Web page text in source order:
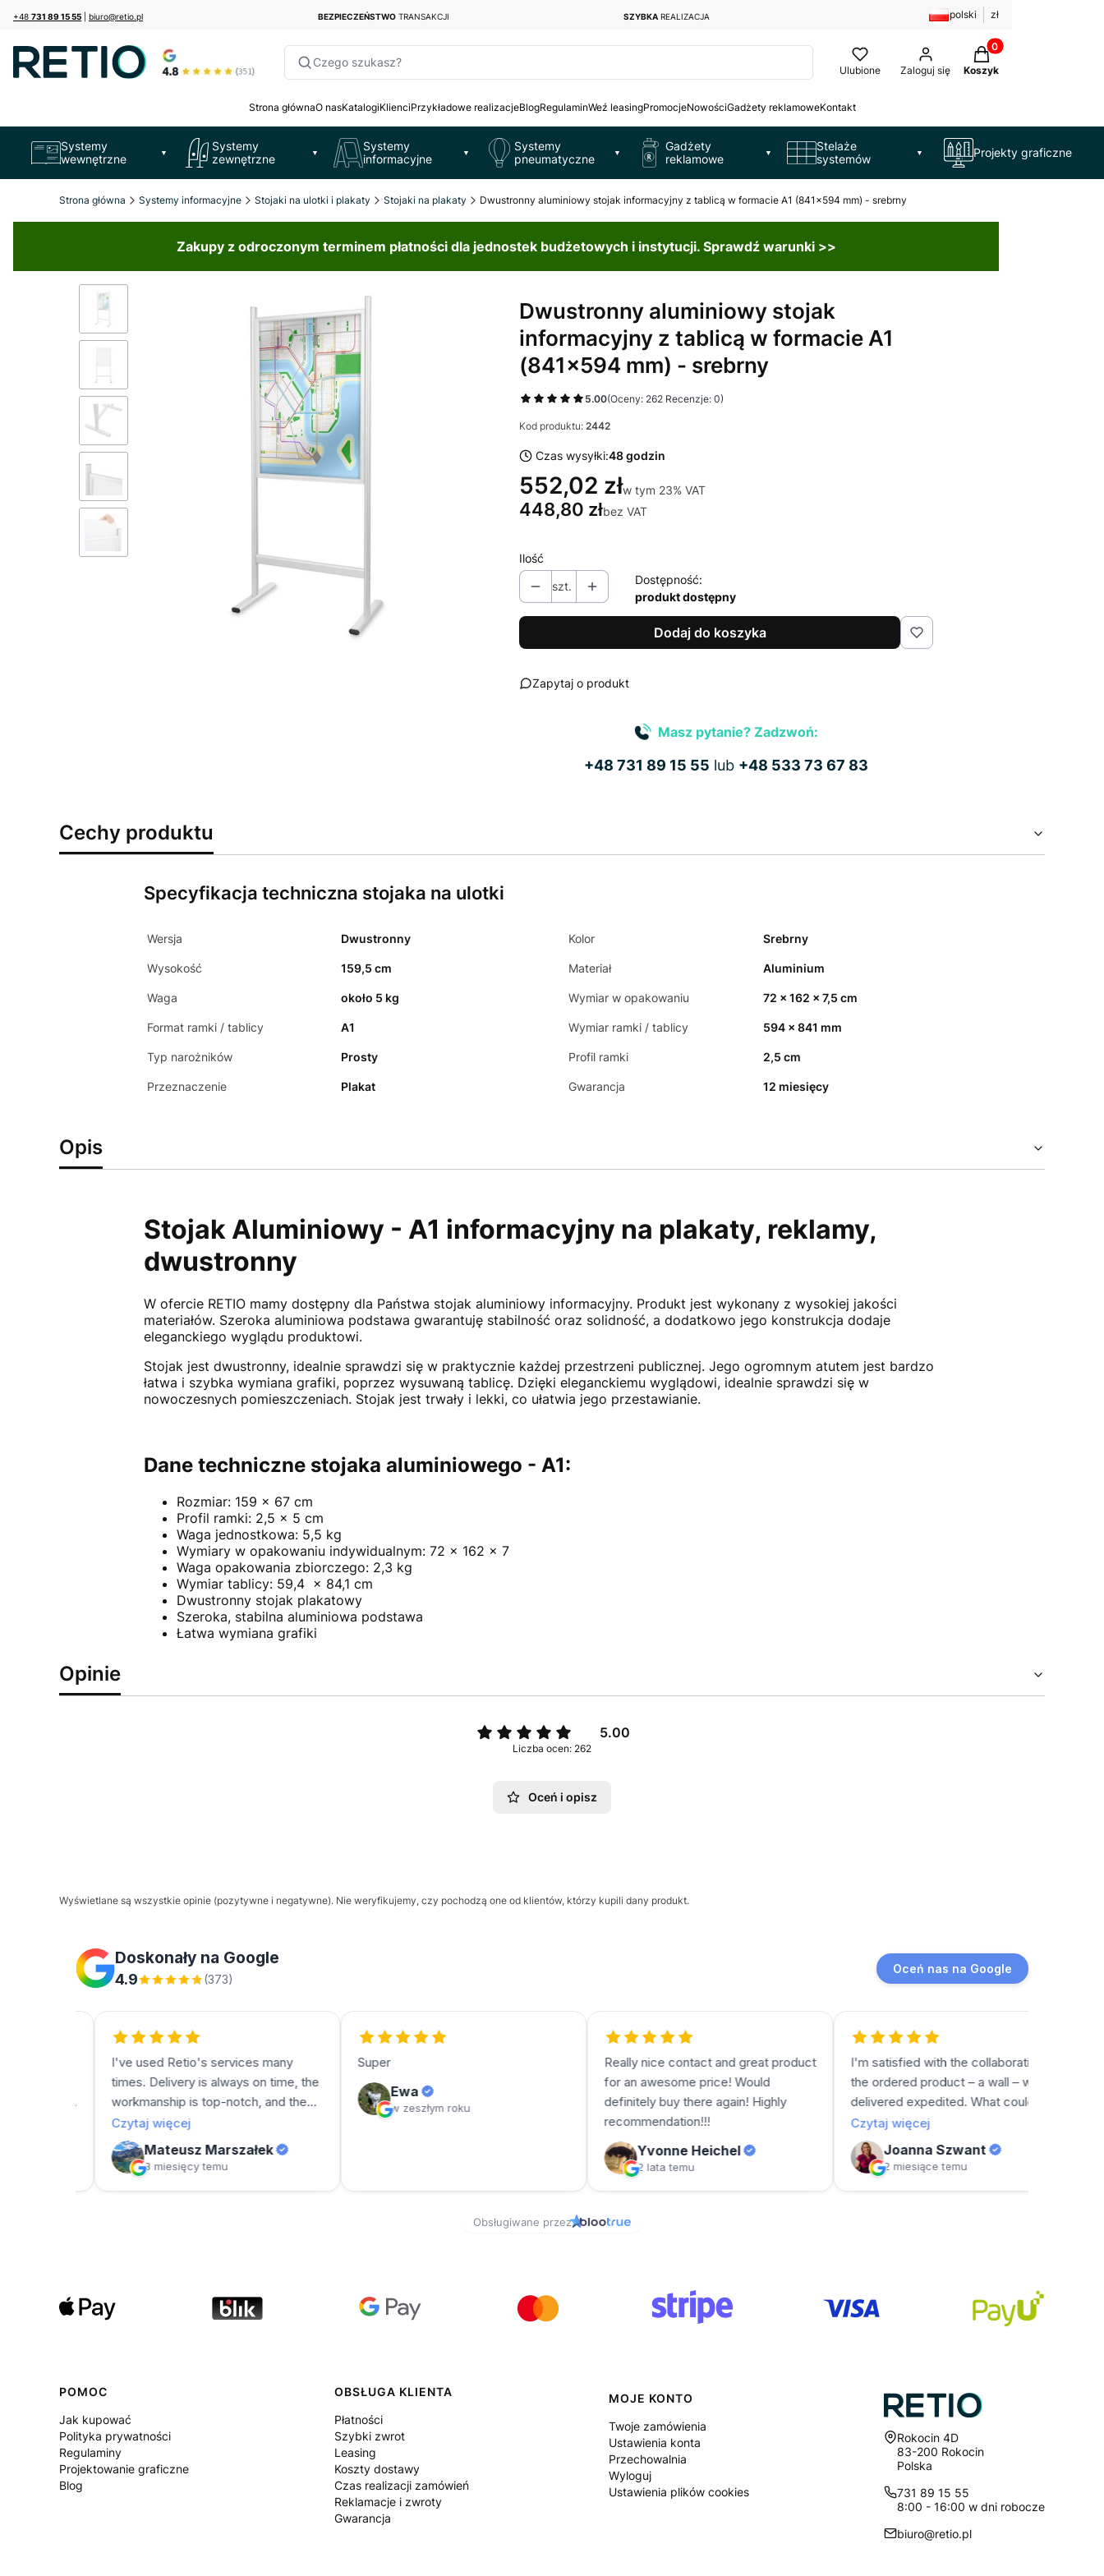
+48 731 89 15 55 biuro@retio.pl BEZPIECZEŃSTWO TRANSAKCJI SZYBKAREALIZACJA polski zł
Czego szukasz?
Ulubione Zaloguj się
Produkty w koszyku:
Koszyk
Strona głównaO nasKatalogiKlienciPrzykładowe realizacjeBlogRegulaminWeź leasingPromocjeNowościGadżety reklamoweKontakt
Systemy
wewnętrzne
▼
Systemy
zewnętrzne
▼
Systemy
informacyjne
▼
Systemy
pneumatyczne
▼
Gadżety
reklamowe
▼
Stelaże
systemów
▼ Projekty graficzne
Strona główna Systemy informacyjne Stojaki na ulotki i plakaty Stojaki na plakaty Dwustronny aluminiowy stojak informacyjny z tablicą w formacie A1 (841x594 mm) - srebrny
Zakupy z odroczonym terminem płatności dla jednostek budżetowych i instytucji. Sprawdź warunki >>
Dwustronny aluminiowy stojak
informacyjny z tablicą w formacie A1
(841x594 mm) - srebrny
5.00(Oceny: 262 Recenzje: 0)
Kod produktu: 2442
Czas wysyłki:48 godzin
552,02 złw tym 23% VAT
w tym 23% VAT
448,80 złbez VAT
Ilość
szt.
Dostępność:
produkt dostępny
Dodaj do koszyka
Zapytaj o produkt
Masz pytanie? Zadzwoń:
+48 731 89 15 55 lub +48 533 73 67 83
Cechy produktu
Specyfikacja techniczna stojaka na ulotki
Wersja Dwustronny Kolor Srebrny
Wysokość 159,5 cm Materiał Aluminium
Waga około 5 kg Wymiar w opakowaniu 72 x 162 x 7,5 cm
Format ramki / tablicy A1 Wymiar ramki / tablicy 594 x 841 mm
Typ narożników Prosty Profil ramki 2,5 cm
Przeznaczenie Plakat Gwarancja 12 miesięcy
Opis
Stojak Aluminiowy - A1 informacyjny na plakaty, reklamy,
dwustronny
W ofercie RETIO mamy dostępny dla Państwa stojak aluminiowy informacyjny. Produkt jest wykonany z wysokiej jakości
materiałów. Szeroka aluminiowa podstawa gwarantuję stabilność oraz solidność, a dodatkowo jego konstrukcja dodaje
eleganckiego wyglądu produktowi.
Stojak jest dwustronny, idealnie sprawdzi się w praktycznie każdej przestrzeni publicznej. Jego ogromnym atutem jest bardzo
łatwa i szybka wymiana grafiki, poprzez wysuwaną tablicę. Dzięki eleganckiemu wyglądowi, idealnie sprawdzi się w
nowoczesnych pomieszczeniach. Stojak jest trwały i lekki, co ułatwia jego przestawianie.
Dane techniczne stojaka aluminiowego - A1:
Rozmiar: 159 x 67 cm
Profil ramki: 2,5 x 5 cm
Waga jednostkowa: 5,5 kg
Wymiary w opakowaniu indywidualnym: 72 x 162 x 7
Waga opakowania zbiorczego: 2,3 kg
Wymiar tablicy: 59,4 x 84,1 cm
Dwustronny stojak plakatowy
Szeroka, stabilna aluminiowa podstawa
Łatwa wymiana grafiki
Opinie
5.00
Liczba ocen: 262
Oceń i opisz
Wyświetlane są wszystkie opinie (pozytywne i negatywne). Nie weryfikujemy, czy pochodzą one od klientów, którzy kupili dany produkt.
POMOC
Jak kupować
Polityka prywatności
Regulaminy
Projektowanie graficzne
Blog
OBSŁUGA KLIENTA
Płatności
Szybki zwrot
Leasing
Koszty dostawy
Czas realizacji zamówień
Reklamacje i zwroty
Gwarancja
MOJE KONTO
Twoje zamówienia
Ustawienia konta
Przechowalnia
Wyloguj
Ustawienia plików cookies
Adres:
Rokocin 4D
83-200 Rokocin
Polska
731 89 15 55
8:00 - 16:00 w dni robocze
biuro@retio.pl